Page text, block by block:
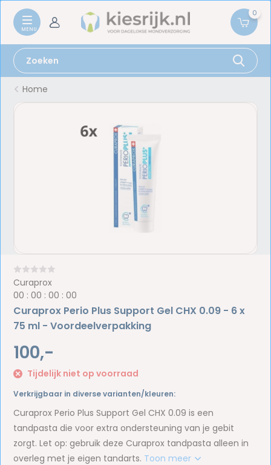
0
Home
Curaprox
00 :00 :00 :00
Curaprox Perio Plus Support Gel CHX 0.09 - 6 x
75 ml - Voordeelverpakking
100,-
Tijdelijk niet op voorraad
Verkrijgbaar in diverse varianten/kleuren:
Curaprox Perio Plus Support Gel CHX 0.09 is een
tandpasta die voor extra ondersteuning van je gebit
zorgt. Let op: gebruik deze Curaprox tandpasta alleen in
overleg met je eigen tandarts. Toon meer